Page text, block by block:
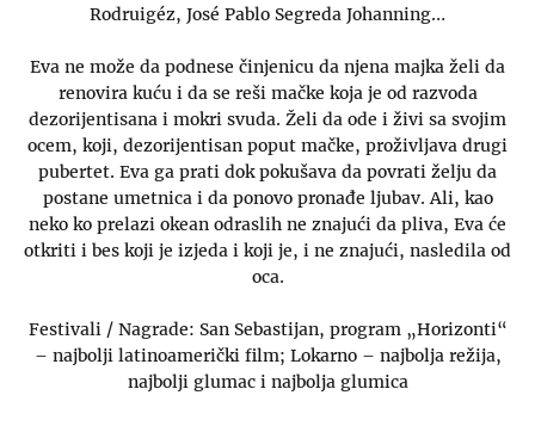
Rodruigéz, José Pablo Segreda Johanning…
Eva ne može da podnese činjenicu da njena majka želi da
renovira kuću i da se reši mačke koja je od razvoda
dezorijentisana i mokri svuda. Želi da ode i živi sa svojim
ocem, koji, dezorijentisan poput mačke, proživljava drugi
pubertet. Eva ga prati dok pokušava da povrati želju da
postane umetnica i da ponovo pronađe ljubav. Ali, kao
neko ko prelazi okean odraslih ne znajući da pliva, Eva će
otkriti i bes koji je izjeda i koji je, i ne znajući, nasledila od
oca.
Festivali / Nagrade: San Sebastijan, program „Horizonti“
– najbolji latinoamerički film; Lokarno – najbolja režija,
najbolji glumac i najbolja glumica